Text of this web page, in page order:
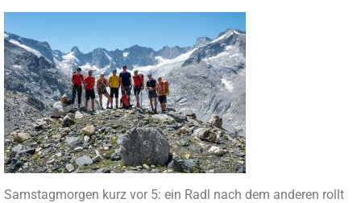
Samstagmorgen kurz vor 5: ein Radl nach dem anderen rollt